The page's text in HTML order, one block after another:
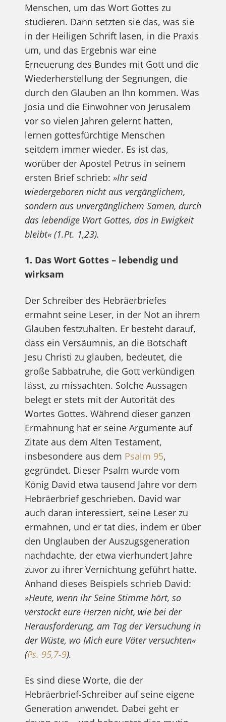
Menschen, um das Wort Gottes zu
studieren. Dann setzten sie das, was sie
in der Heiligen Schrift lasen, in die Praxis
um, und das Ergebnis war eine
Erneuerung des Bundes mit Gott und die
Wiederherstellung der Segnungen, die
durch den Glauben an Ihn kommen. Was
Josia und die Einwohner von Jerusalem
vor so vielen Jahren gelernt hatten,
lernen gottesfürchtige Menschen
seitdem immer wieder. Es ist das,
worüber der Apostel Petrus in seinem
ersten Brief schrieb: »Ihr seid
wiedergeboren nicht aus vergänglichem,
sondern aus unvergänglichem Samen, durch
das lebendige Wort Gottes, das in Ewigkeit
bleibt« (1.Pt. 1,23).
1. Das Wort Gottes – lebendig und
wirksam
Der Schreiber des Hebräerbriefes
ermahnt seine Leser, in der Not an ihrem
Glauben festzuhalten. Er besteht darauf,
dass ein Versäumnis, an die Botschaft
Jesu Christi zu glauben, bedeutet, die
große Sabbatruhe, die Gott verkündigen
lässt, zu missachten. Solche Aussagen
belegt er stets mit der Autorität des
Wortes Gottes. Während dieser ganzen
Ermahnung hat er seine Argumente auf
Zitate aus dem Alten Testament,
insbesondere aus dem Psalm 95,
gegründet. Dieser Psalm wurde vom
König David etwa tausend Jahre vor dem
Hebräerbrief geschrieben. David war
auch daran interessiert, seine Leser zu
ermahnen, und er tat dies, indem er über
den Unglauben der Auszugsgeneration
nachdachte, der etwa vierhundert Jahre
zuvor zu ihrer Vernichtung geführt hatte.
Anhand dieses Beispiels schrieb David:
»Heute, wenn ihr Seine Stimme hört, so
verstockt eure Herzen nicht, wie bei der
Herausforderung, am Tag der Versuchung in
der Wüste, wo Mich eure Väter versuchten«
(Ps. 95,7-9).
Es sind diese Worte, die der
Hebräerbrief-Schreiber auf seine eigene
Generation anwendet. Dabei geht er